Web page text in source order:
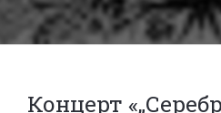
Концерт